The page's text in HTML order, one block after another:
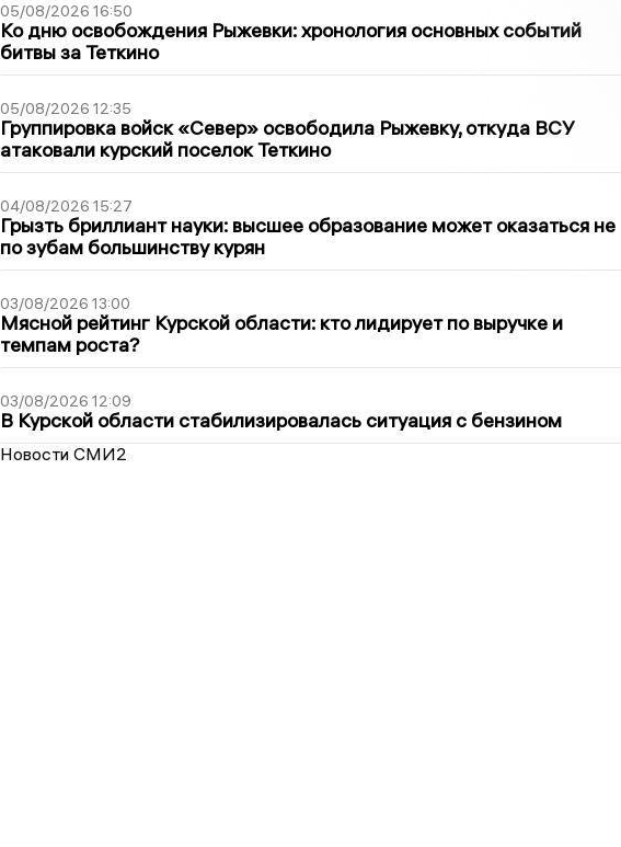
05/08/2026 16:50
Ко дню освобождения Рыжевки: хронология основных событий
битвы за Теткино
05/08/2026 12:35
Группировка войск «Север» освободила Рыжевку, откуда ВСУ
атаковали курский поселок Теткино
04/08/2026 15:27
Грызть бриллиант науки: высшее образование может оказаться не
по зубам большинству курян
03/08/2026 13:00
Мясной рейтинг Курской области: кто лидирует по выручке и
темпам роста?
03/08/2026 12:09
В Курской области стабилизировалась ситуация с бензином
Новости СМИ2